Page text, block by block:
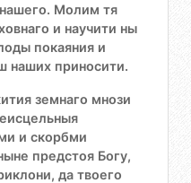
Молим тя
и научити ны
покаяния и
наших приносити.
земнаго мнози
и скорбми
предстоя Богу,
да твоего